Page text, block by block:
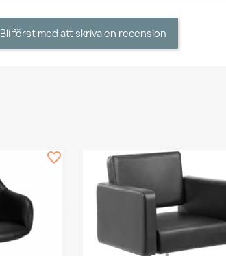
Bli först med att skriva en recension
favorite_border